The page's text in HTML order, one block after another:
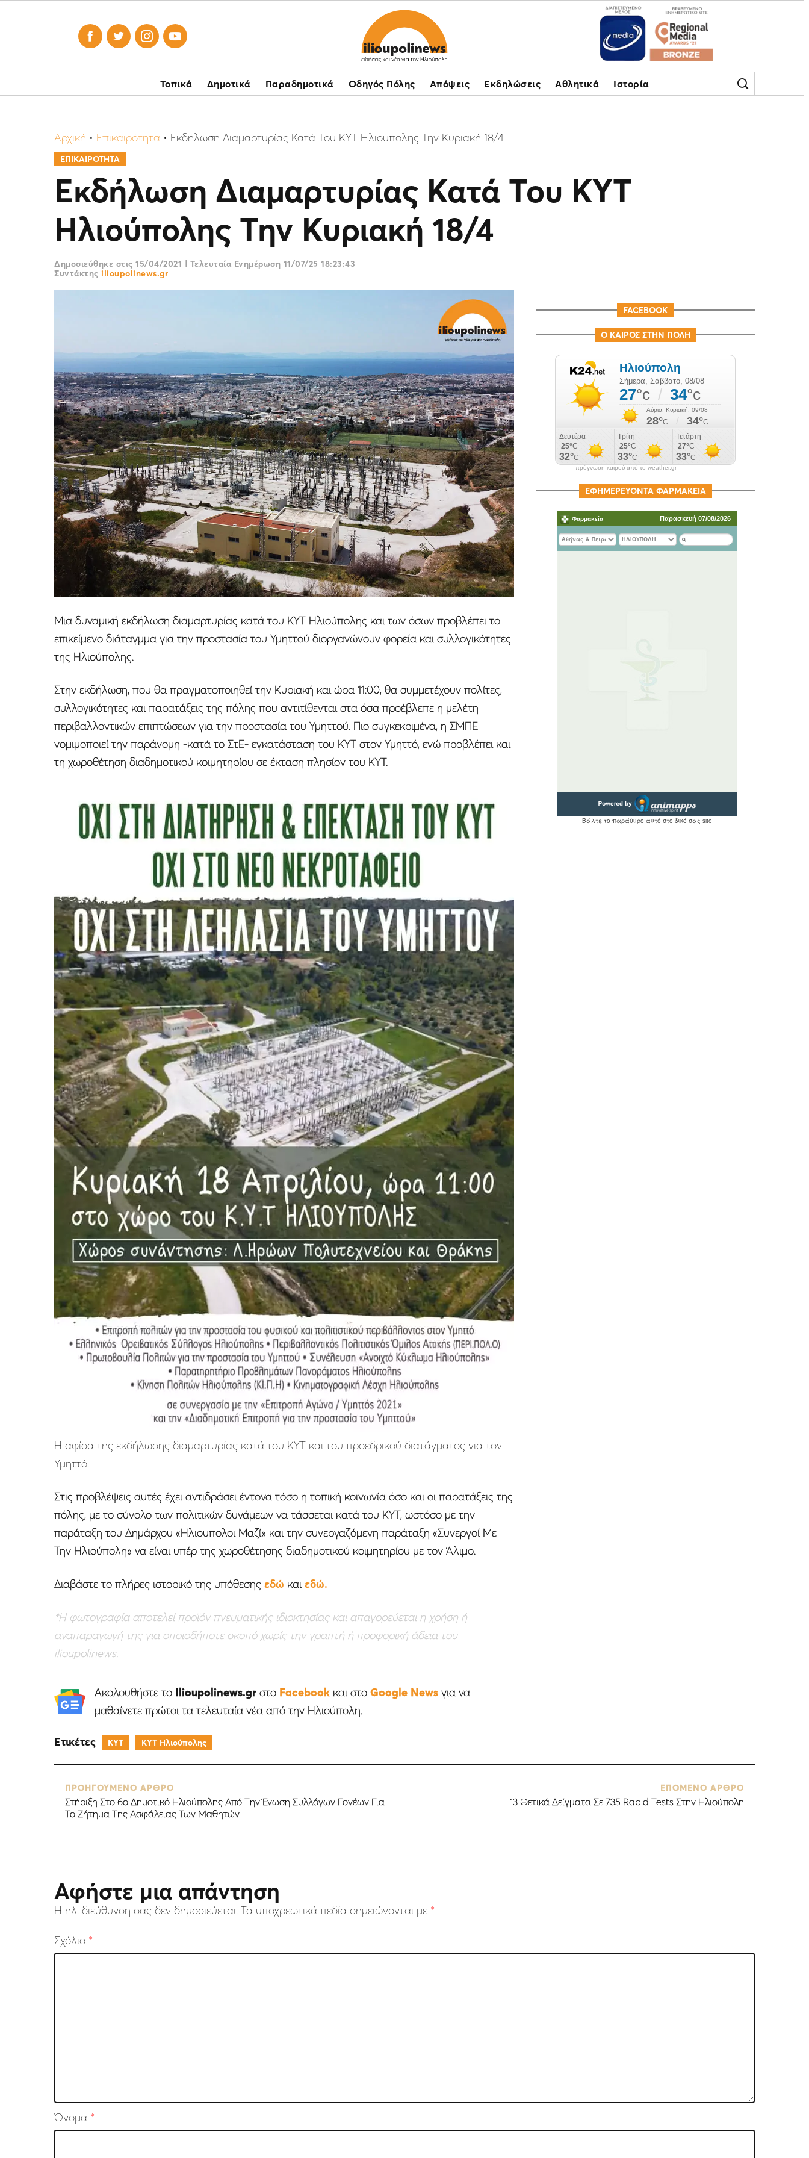
   
Τοπικά Δημοτικά Παραδημοτικά Οδηγός Πόλης Απόψεις Εκδηλώσεις Αθλητικά Ιστορία
Αρχική • Επικαιρότητα • Εκδήλωση Διαμαρτυρίας Κατά Του ΚΥΤ Ηλιούπολης Την Κυριακή 18/4
ΕΠΙΚΑΙΡΟΤΗΤΑ
Εκδήλωση Διαμαρτυρίας Κατά Του ΚΥΤ
Ηλιούπολης Την Κυριακή 18/4
Δημοσιεύθηκε στις 15/04/2021 | Τελευταία Ενημέρωση 11/07/25 18:23:43
Συντάκτης ilioupolinews.gr
Μια δυναμική εκδήλωση διαμαρτυρίας κατά του ΚΥΤ Ηλιούπολης και των όσων προβλέπει το
επικείμενο διάταγμμα για την προστασία του Υμηττού διοργανώνουν φορεία και συλλογικότητες
της Ηλιούπολης.
Στην εκδήλωση, που θα πραγματοποιηθεί την Κυριακή και ώρα 11:00, θα συμμετέχουν πολίτες,
συλλογικότητες και παρατάξεις της πόλης που αντιτίθενται στα όσα προέβλεπε η μελέτη
περιβαλλοντικών επιπτώσεων για την προστασία του Υμηττού. Πιο συγκεκριμένα, η ΣΜΠΕ
νομιμοποιεί την παράνομη -κατά το ΣτΕ- εγκατάσταση του ΚΥΤ στον Υμηττό, ενώ προβλέπει και
τη χωροθέτηση διαδημοτικού κοιμητηρίου σε έκταση πλησίον του ΚΥΤ.
H αφίσα της εκδήλωσης διαμαρτυρίας κατά του ΚΥΤ και του προεδρικού διατάγματος για τον
Υμηττό.
Στις προβλέψεις αυτές έχει αντιδράσει έντονα τόσο η τοπική κοινωνία όσο και οι παρατάξεις της
πόλης, με το σύνολο των πολιτικών δυνάμεων να τάσσεται κατά του ΚΥΤ, ωστόσο με την
παράταξη του Δημάρχου «Ηλιουπολοι Μαζί» και την συνεργαζόμενη παράταξη «Συνεργοί Με
Την Ηλιούπολη» να είναι υπέρ της χωροθέτησης διαδημοτικού κοιμητηρίου με τον Άλιμο.
Διαβάστε το πλήρες ιστορικό της υπόθεσης εδώ καιεδώ.
*H φωτογραφία αποτελεί προϊόν πνευματικής ιδιοκτησίας και απαγορεύεται η χρήση ή
αναπαραγωγή της για οποιοδήποτε σκοπό χωρίς την γραπτή ή προφορική άδεια του
ilioupolinews.
Ακολουθήστε το Ilioupolinews.grστο Facebookκαι στο Google Newsγια να
μαθαίνετε πρώτοι τα τελευταία νέα από την Ηλιούπολη.
FACEBOOK
Ο ΚΑΙΡΟΣ ΣΤΗΝ ΠΟΛΗ
πρόγνωση καιρού από το weather.gr
ΕΦΗΜΕΡΕΥΟΝΤΑ ΦΑΡΜΑΚΕΙΑ
Ετικέτες ΚΥΤ ΚΥΤ Ηλιούπολης
ΠΡΟΗΓΟΥΜΕΝΟ ΑΡΘΡΟ
Στήριξη Στο 6ο Δημοτικό Ηλιούπολης Από Την Ένωση Συλλόγων Γονέων Για
Το Ζήτημα Της Ασφάλειας Των Μαθητών
ΕΠΟΜΕΝΟ ΑΡΘΡΟ
13 Θετικά Δείγματα Σε 735 Rapid Tests Στην Ηλιούπολη
Αφήστε μια απάντηση
Η ηλ. διεύθυνση σας δεν δημοσιεύεται. Τα υποχρεωτικά πεδία σημειώνονται με *
Σχόλιο *
Όνομα *